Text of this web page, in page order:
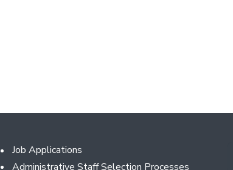
Footer
Job Applications
Administrative Staff Selection Processes